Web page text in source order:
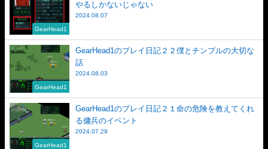
GearHead1
やるしかないじゃない
2024.08.07
GearHead1
GearHead1のプレイ日記２２僕とチンプルの大切な
話
2024.08.03
GearHead1
GearHead1のプレイ日記２１命の危険を教えてくれ
る傭兵のイベント
2024.07.29